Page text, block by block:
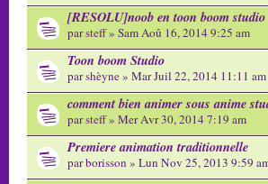
[RESOLU]noob en toon boom studio
parsteff» Sam Aoû 16, 2014 9:25 am
Toon boom Studio
parshèyne» Mar Juil 22, 2014 11:11 am
comment bien animer sous anime
parsteff» Mer Avr 30, 2014 7:19 am
Premiere animation traditionnelle
parborisson » Lun Nov 25, 2013 9:59